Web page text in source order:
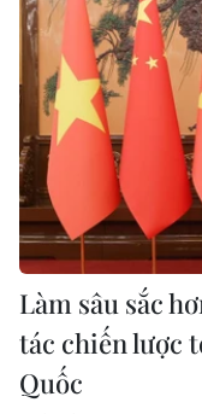
Làm sâu sắc
tác chiến lược
Quốc